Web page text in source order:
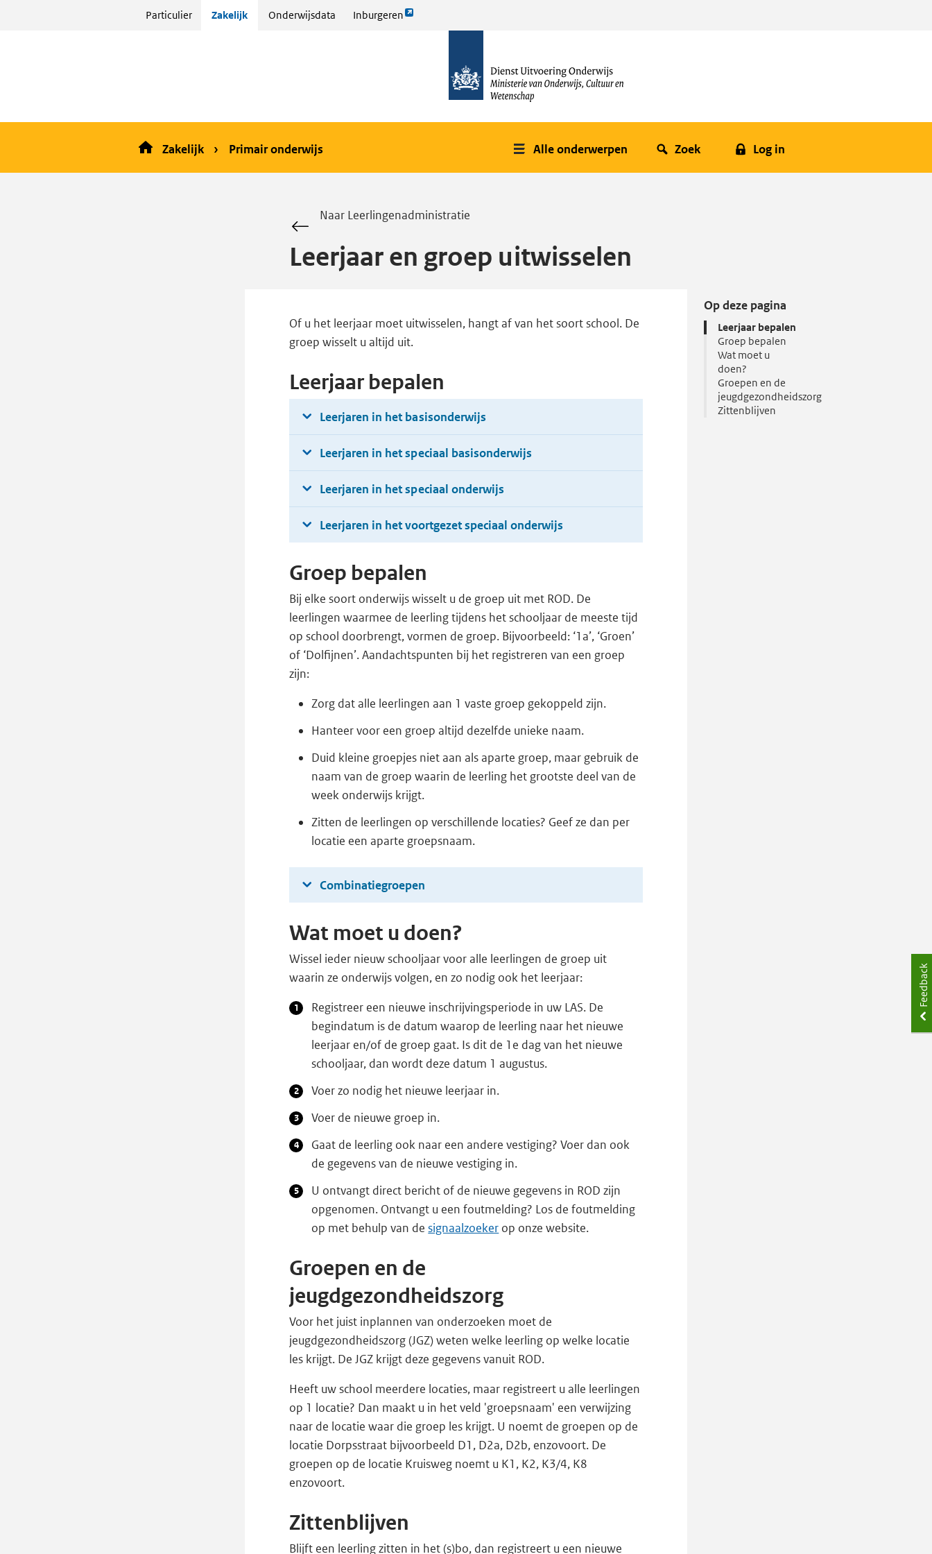
Particulier Zakelijk Onderwijsdata Inburgeren
Link
homepage
Zakelijk Primair onderwijs Alle onderwerpen Zoek Log in
Naar Leerlingenadministratie
Leerjaar en groep uitwisselen
Of u het leerjaar moet uitwisselen, hangt af van het soort school. De
groep wisselt u altijd uit.
Leerjaar bepalen
Leerjaren in het basisonderwijs
Leerjaren in het speciaal basisonderwijs
Leerjaren in het speciaal onderwijs
Leerjaren in het voortgezet speciaal onderwijs
Groep bepalen
Bij elke soort onderwijs wisselt u de groep uit met ROD. De
leerlingen waarmee de leerling tijdens het schooljaar de meeste tijd
op school doorbrengt, vormen de groep. Bijvoorbeeld: ‘1a’, ‘Groen’
of ‘Dolfijnen’. Aandachtspunten bij het registreren van een groep
zijn:
Zorg dat alle leerlingen aan 1 vaste groep gekoppeld zijn.
Hanteer voor een groep altijd dezelfde unieke naam.
Duid kleine groepjes niet aan als aparte groep, maar gebruik de
naam van de groep waarin de leerling het grootste deel van de
week onderwijs krijgt.
Zitten de leerlingen op verschillende locaties? Geef ze dan per
locatie een aparte groepsnaam.
Combinatiegroepen
Wat moet u doen?
Wissel ieder nieuw schooljaar voor alle leerlingen de groep uit
waarin ze onderwijs volgen, en zo nodig ook het leerjaar:
Registreer een nieuwe inschrijvingsperiode in uw LAS. De
begindatum is de datum waarop de leerling naar het nieuwe
leerjaar en/of de groep gaat. Is dit de 1e dag van het nieuwe
schooljaar, dan wordt deze datum 1 augustus.
Voer zo nodig het nieuwe leerjaar in.
Voer de nieuwe groep in.
Gaat de leerling ook naar een andere vestiging? Voer dan ook
de gegevens van de nieuwe vestiging in.
U ontvangt direct bericht of de nieuwe gegevens in ROD zijn
opgenomen. Ontvangt u een foutmelding? Los de foutmelding
op met behulp van designaalzoeker op onze website.
Groepen en de
jeugdgezondheidszorg
Voor het juist inplannen van onderzoeken moet de
jeugdgezondheidszorg (JGZ) weten welke leerling op welke locatie
les krijgt. De JGZ krijgt deze gegevens vanuit ROD.
Heeft uw school meerdere locaties, maar registreert u alle leerlingen
op 1 locatie? Dan maakt u in het veld 'groepsnaam' een verwijzing
naar de locatie waar die groep les krijgt. U noemt de groepen op de
locatie Dorpsstraat bijvoorbeeld D1, D2a, D2b, enzovoort. De
groepen op de locatie Kruisweg noemt u K1, K2, K3/4, K8
enzovoort.
Zittenblijven
Blijft een leerling zitten in het (s)bo, dan registreert u een nieuwe
Op deze pagina
Leerjaar bepalen
Groep bepalen
Wat moet u
doen?
Groepen en de
jeugdgezondheidszorg
Zittenblijven
Feedback